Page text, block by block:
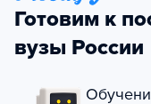
Готовим к
вузы России